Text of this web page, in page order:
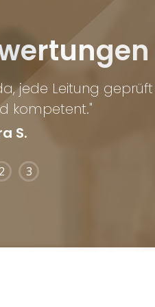
wurde das
erklärt."
T.
2 3